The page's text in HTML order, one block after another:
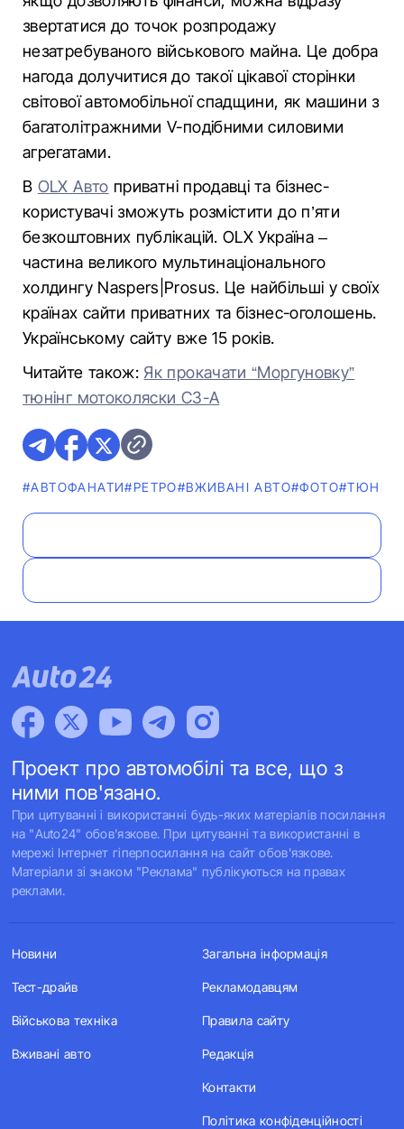
звертатися до точок розпродажу
незатребуваного військового майна. Це добра
нагода долучитися до такої цікавої сторінки
світової автомобільної спадщини, як машини з
багатолітражними V-подібними силовими
агрегатами.
В OLX Авто приватні продавці та бізнес-
користувачі зможуть розмістити до п’яти
безкоштовних публікацій. OLX Україна –
частина великого мультинаціонального
холдингу Naspers|Prosus. Це найбільші у своїх
країнах сайти приватних та бізнес-оголошень.
Українському сайту вже 15 років.
Читайте також: Як прокачати “Моргуновку”
тюнінг мотоколяски С3-А
#АВТОФАНАТИ#РЕТРО#ВЖИВАНІ АВТО#ФОТО#ТЮНІНГ
Проект про автомобілі та все, що з
ними пов'язано.
При цитуванні і використанні будь-яких матеріалів посилання
на "Auto24" обов'язкове. При цитуванні та використанні в
мережі Інтернет гіперпосилання на сайт обов'язкове.
Матеріали зі знаком "Реклама" публікуються на правах
реклами.
Новини
Тест-драйв
Військова техніка
Вживані авто
Загальна інформація
Рекламодавцям
Правила сайту
Редакція
Контакти
Політика конфіденційності